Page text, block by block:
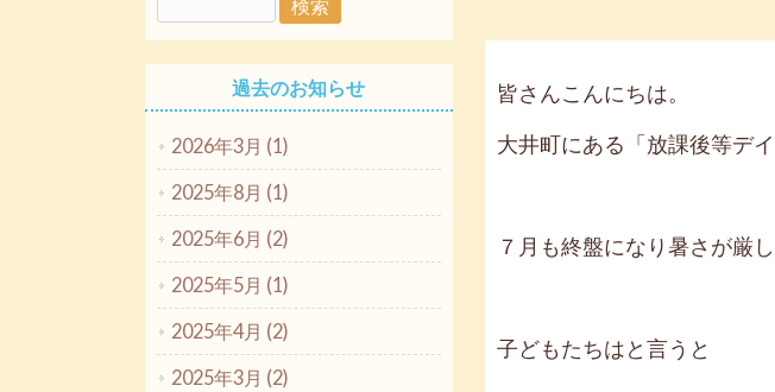
皆さんこんにちは。
大井町にある「放課後等デ
７月も終盤になり暑さが厳
子どもたちはと言うと
過去のお知らせ
2026年3月 (1)
2025年8月 (1)
2025年6月 (2)
2025年5月 (1)
2025年4月 (2)
2025年3月 (2)